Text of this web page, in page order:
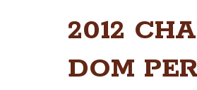
2012
DOM